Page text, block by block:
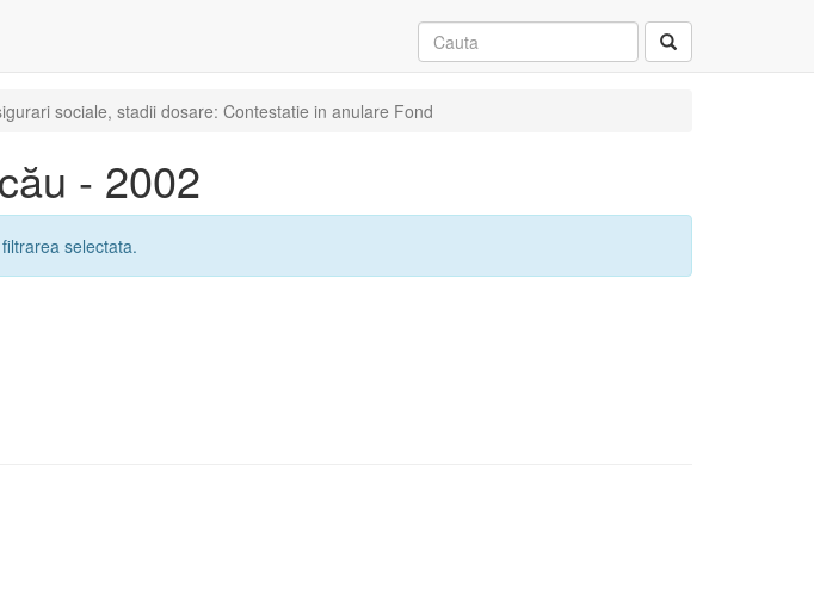
sociale, stadii dosare: Contestatie in anulare Fond
- 2002
selectata.